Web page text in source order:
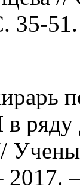
2017.